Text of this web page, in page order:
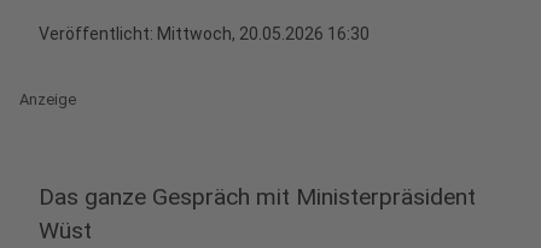
Veröffentlicht: Mittwoch, 20.05.2026 16:30
Anzeige
Das ganze Gespräch mit Ministerpräsident
Wüst